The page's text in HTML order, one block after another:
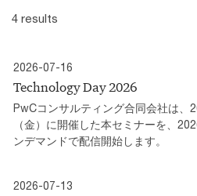
4 results
2026-07-16
Technology Day 2026
PwCコンサルティング合同会社は、
（金）に開催した本セミナーを、
ンデマンドで配信開始します。
2026-07-13